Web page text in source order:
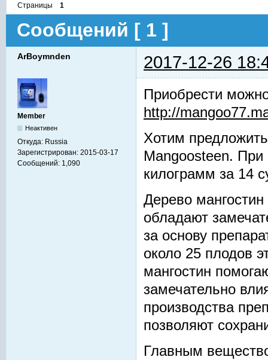
Страницы 1
Сообщений [ 1 ]
ArBoymnden 2017-12-26
Member
Неактивен
Откуда: Russia
Зарегистрирован: 2015-03-17
Сообщений: 1,090
Приобрести
http://
Хотим
Mangoosteen.
килограмм за 14
Дерево
обладают
за основу
около 25 плодов
мангостин
замечательно
производства
позволяют
Главным